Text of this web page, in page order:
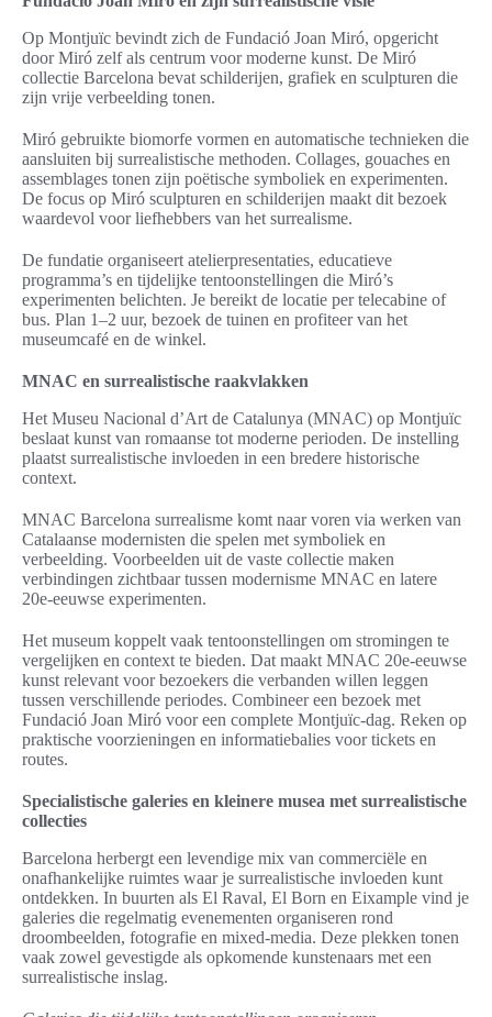
Op Montjuïc bevindt zich de Fundació Joan Miró, opgericht
door Miró zelf als centrum voor moderne kunst. De Miró
collectie Barcelona bevat schilderijen, grafiek en sculpturen die
zijn vrije verbeelding tonen.
Miró gebruikte biomorfe vormen en automatische technieken die
aansluiten bij surrealistische methoden. Collages, gouaches en
assemblages tonen zijn poëtische symboliek en experimenten.
De focus op Miró sculpturen en schilderijen maakt dit bezoek
waardevol voor liefhebbers van het surrealisme.
De fundatie organiseert atelierpresentaties, educatieve
programma’s en tijdelijke tentoonstellingen die Miró’s
experimenten belichten. Je bereikt de locatie per telecabine of
bus. Plan 1–2 uur, bezoek de tuinen en profiteer van het
museumcafé en de winkel.
MNAC en surrealistische raakvlakken
Het Museu Nacional d’Art de Catalunya (MNAC) op Montjuïc
beslaat kunst van romaanse tot moderne perioden. De instelling
plaatst surrealistische invloeden in een bredere historische
context.
MNAC Barcelona surrealisme komt naar voren via werken van
Catalaanse modernisten die spelen met symboliek en
verbeelding. Voorbeelden uit de vaste collectie maken
verbindingen zichtbaar tussen modernisme MNAC en latere
20e-eeuwse experimenten.
Het museum koppelt vaak tentoonstellingen om stromingen te
vergelijken en context te bieden. Dat maakt MNAC 20e-eeuwse
kunst relevant voor bezoekers die verbanden willen leggen
tussen verschillende periodes. Combineer een bezoek met
Fundació Joan Miró voor een complete Montjuïc-dag. Reken op
praktische voorzieningen en informatiebalies voor tickets en
routes.
Specialistische galeries en kleinere musea met surrealistische
collecties
Barcelona herbergt een levendige mix van commerciële en
onafhankelijke ruimtes waar je surrealistische invloeden kunt
ontdekken. In buurten als El Raval, El Born en Eixample vind je
galeries die regelmatig evenementen organiseren rond
droombeelden, fotografie en mixed-media. Deze plekken tonen
vaak zowel gevestigde als opkomende kunstenaars met een
surrealistische inslag.